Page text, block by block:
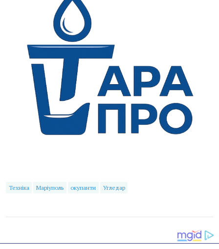
Техніка Маріуполь окупанти Угледар